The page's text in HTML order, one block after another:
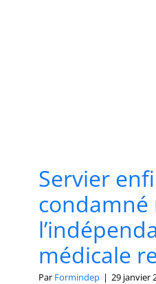
Servier
condamné
médicale
Par Formindep | 29 janvier